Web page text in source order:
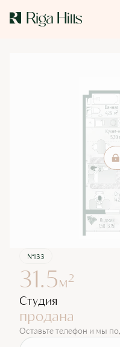
Студия 31.5 м
Ипотека от 16 857 руб./мес.
№133
31.5м2
Студия
продана
Оставьте телефон и мы